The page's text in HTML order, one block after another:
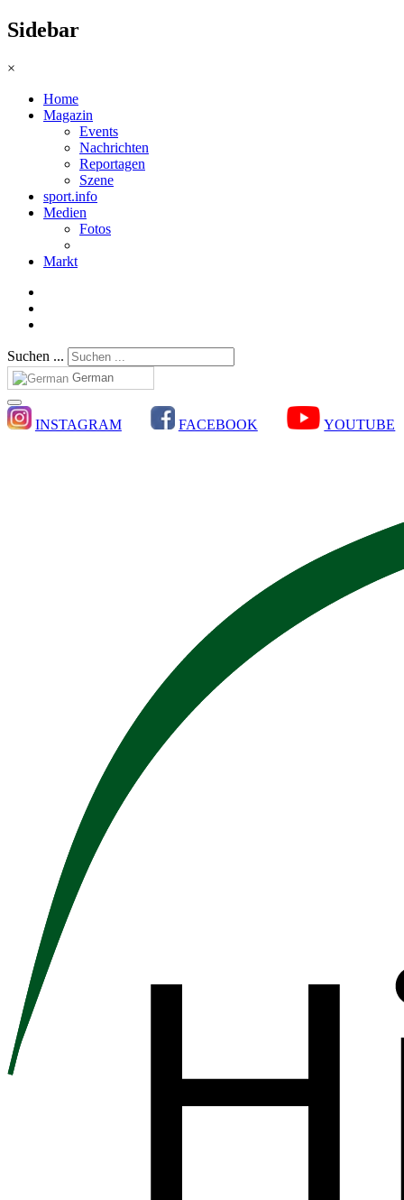
Sidebar
×
Home
Magazin
Events
Nachrichten
Reportagen
Szene
sport.info
Medien
Fotos
Markt
Suchen ...
German
INSTAGRAM FACEBOOK YOUTUBE